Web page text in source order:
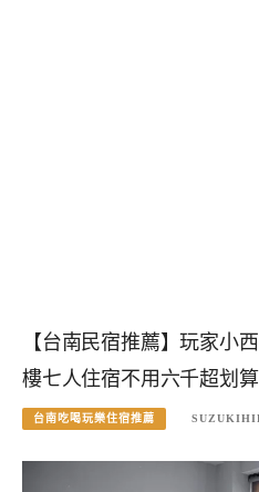
【台南民宿推薦】玩家小
樓七人住宿不用六千超划
台南吃喝玩樂住宿推薦